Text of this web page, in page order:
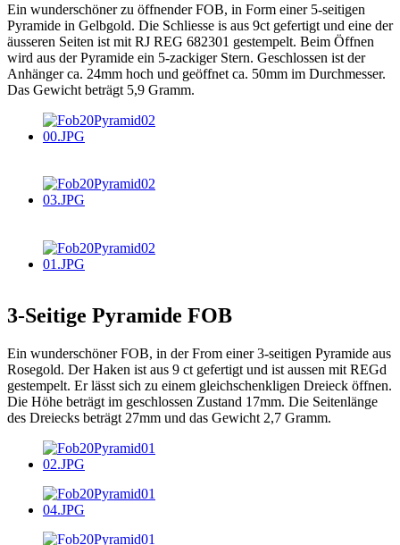
Ein wunderschöner zu öffnender FOB, in Form einer 5-seitigen
Pyramide in Gelbgold. Die Schliesse is aus 9ct gefertigt und eine der
äusseren Seiten ist mit RJ REG 682301 gestempelt. Beim Öffnen
wird aus der Pyramide ein 5-zackiger Stern. Geschlossen ist der
Anhänger ca. 24mm hoch und geöffnet ca. 50mm im Durchmesser.
Das Gewicht beträgt 5,9 Gramm.
3-Seitige Pyramide FOB
Ein wunderschöner FOB, in der From einer 3-seitigen Pyramide aus
Rosegold. Der Haken ist aus 9 ct gefertigt und ist aussen mit REGd
gestempelt. Er lässt sich zu einem gleichschenkligen Dreieck öffnen.
Die Höhe beträgt im geschlossen Zustand 17mm. Die Seitenlänge
des Dreiecks beträgt 27mm und das Gewicht 2,7 Gramm.